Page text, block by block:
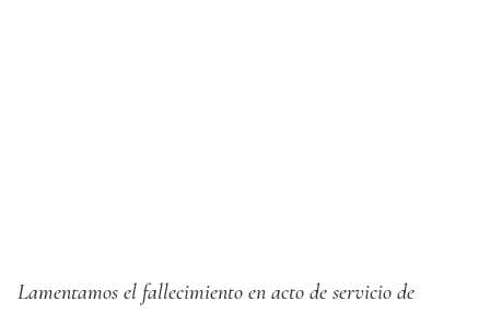
Lamentamos el fallecimiento en acto de servicio de